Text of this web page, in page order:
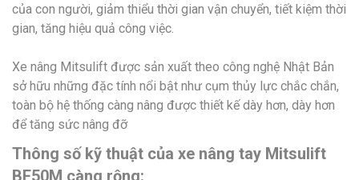
của con người, giảm thiểu thời gian vận chuyển, tiết kiệm thời
gian, tăng hiệu quả công việc.
Xe nâng Mitsulift được sản xuất theo công nghệ Nhật Bản
sở hữu những đặc tính nổi bật như cụm thủy lực chắc chắn,
toàn bộ hệ thống càng nâng được thiết kế dày hơn, dày hơn
để tăng sức nâng đỡ
Thông số kỹ thuật của xe nâng tay Mitsulift
BF50M càng rộng: